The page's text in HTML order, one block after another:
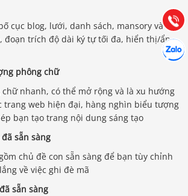
cục blog, lưới, danh sách, mansory và
đoạn trích độ dài ký tự tối đa, hiển thị/ẩn
phông chữ
nhanh, có thể mở rộng và là xu hướng
trang web hiện đại, hàng nghìn biểu tượng
bạn tạo trang nội dung sáng tạo
sẵn sàng
chủ đề con sẵn sàng để bạn tùy chỉnh
về việc ghi đè mã
sẵn sàng
Gọi
(028) 22.166.144
Chát
Hợp tác